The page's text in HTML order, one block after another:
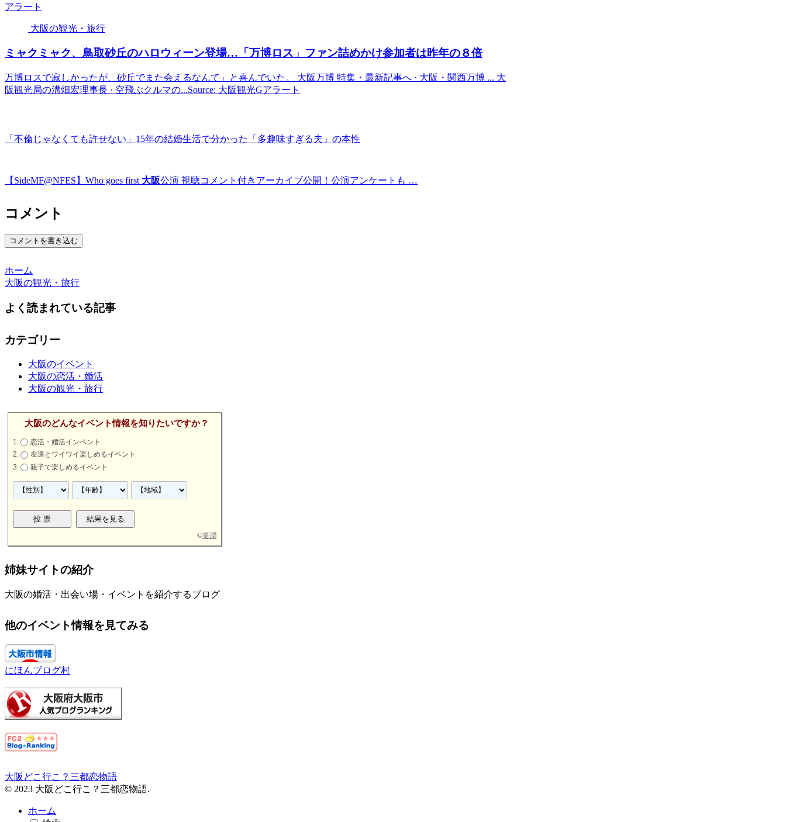
アラート
大阪の観光・旅行
ミャクミャク、鳥取砂丘のハロウィーン登場…「万博ロス」ファン詰めかけ参加者は昨年の８倍
万博ロスで寂しかったが、砂丘でまた会えるなんて」と喜んでいた。 大阪万博 特集・最新記事へ · 大阪・関西万博 ... 大
阪観光局の溝畑宏理事長 · 空飛ぶクルマの...Source: 大阪観光Gアラート
「不倫じゃなくても許せない」15年の結婚生活で分かった「多趣味すぎる夫」の本性
【SideMF@NFES】Who goes first 大阪公演 視聴コメント付きアーカイブ公開！公演アンケートも …
コメント
コメントを書き込む
ホーム
大阪の観光・旅行
よく読まれている記事
カテゴリー
大阪のイベント
大阪の恋活・婚活
大阪の観光・旅行
大阪のどんなイベント情報を知りたいですか？
恋活・婚活インベント
友達とワイワイ楽しめるイベント
親子で楽しめるイベント
©要潤
姉妹サイトの紹介
大阪の婚活・出会い場・イベントを紹介するブログ
他のイベント情報を見てみる
にほんブログ村
大阪どこ行こ？三都恋物語
© 2023 大阪どこ行こ？三都恋物語.
ホーム